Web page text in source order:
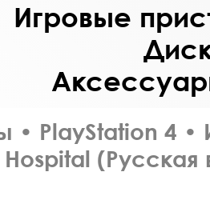
Игровые
• PlayStation 4 •
Hospital (Русская